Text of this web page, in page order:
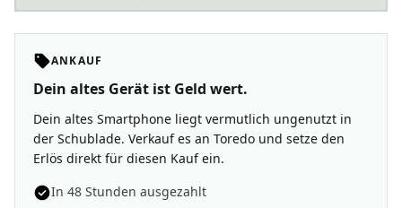
ANKAUF
Dein altes Gerät ist Geld wert.
Dein altes Smartphone liegt vermutlich ungenutzt in
der Schublade. Verkauf es an Toredo und setze den
Erlös direkt für diesen Kauf ein.
In 48 Stunden ausgezahlt